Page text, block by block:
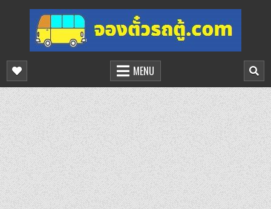
content
จองตั๋วรถตู้ออนไลน์
บริการจองตั๋วรถตู้ออนไลน์
MENU